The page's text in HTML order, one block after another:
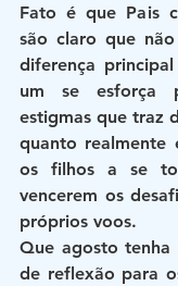
Fato é que Pais
são claro que
diferença
um se esforça
estigmas que traz
quanto realmente
os filhos a se
vencerem os
próprios voos.
Que agosto
de reflexão para